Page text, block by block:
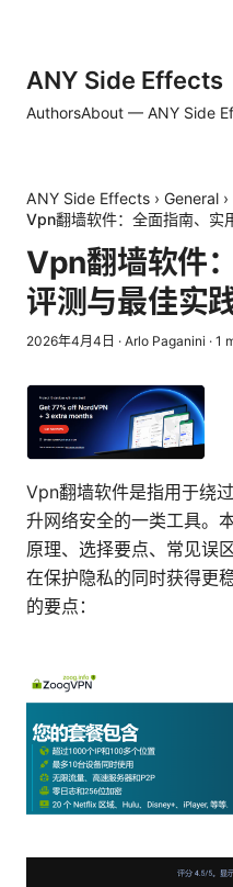
ANY Side Effects
AuthorsAbout — ANY Side
ANY Side Effects › General ›
Vpn翻墙软件：全面指南、实
Vpn翻墙软件
评测与最佳实
2026年4月4日 · Arlo Paganini · 1
Vpn翻墙软件是指用于绕
升网络安全的一类工具。
原理、选择要点、常见误
在保护隐私的同时获得更
的要点：